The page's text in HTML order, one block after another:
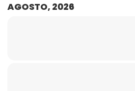
AGOSTO, 2026